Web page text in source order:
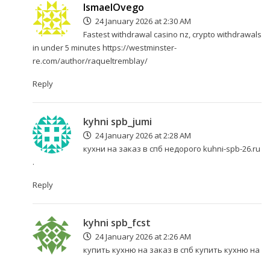
IsmaelOvego
24 January 2026 at 2:30 AM
Fastest withdrawal casino nz, crypto withdrawals
in under 5 minutes https://westminster-
re.com/author/raqueltremblay/
Reply
kyhni spb_jumi
24 January 2026 at 2:28 AM
кухни на заказ в спб недорого kuhni-spb-26.ru
.
Reply
kyhni spb_fcst
24 January 2026 at 2:26 AM
купить кухню на заказ в спб купить кухню на